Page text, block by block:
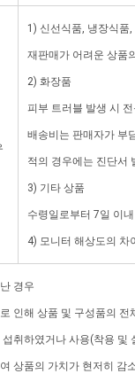
1) 신선식품, 냉장식품
재판매가 어려운 상품
2) 화장품
피부 트러블 발생 시
배송비는 판매자가 부
적의 경우에는 진단서
3) 기타 상품
수령일로부터 7일 이
4) 모니터 해상도의 차
경우
인해 상품 및 구성품의
취하였거나 사용(착용 및
상품의 가치가 현저히 감